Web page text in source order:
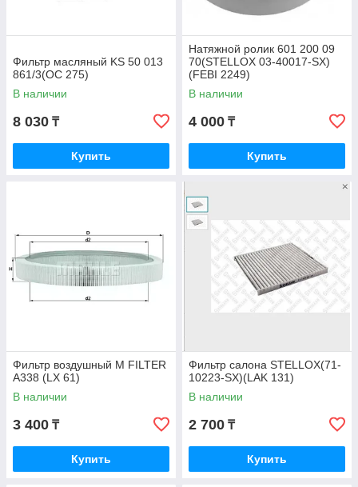
Фильтр масляный KS 50 013
861/3(OC 275)
В наличии
8 030 ₸
Купить
Натяжной ролик 601 200 09
70(STELLOX 03-40017-SX)
(FEBI 2249)
В наличии
4 000 ₸
Купить
Фильтр воздушный M FILTER
A338 (LX 61)
В наличии
3 400 ₸
Купить
Фильтр салона STELLOX(71-
10223-SX)(LAK 131)
В наличии
2 700 ₸
Купить